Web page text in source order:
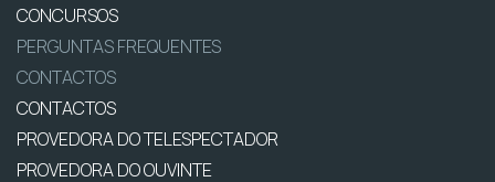
CONCURSOS
PERGUNTAS FREQUENTES
CONTACTOS
CONTACTOS
PROVEDORA DO TELESPECTADOR
PROVEDORA DO OUVINTE